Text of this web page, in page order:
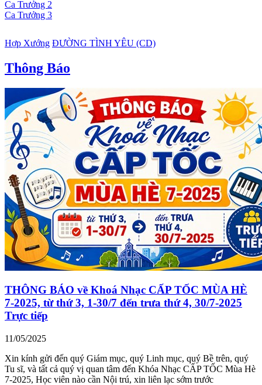
Ca Trưởng 2
Ca Trưởng 3
Hợp Xướng ĐƯỜNG TÌNH YÊU (CD)
Thông Báo
THÔNG BÁO về Khoá Nhạc CẤP TỐC MÙA HÈ
7-2025, từ thứ 3, 1-30/7 đến trưa thứ 4, 30/7-2025
Trực tiếp
11/05/2025
Xin kính gửi đến quý Giám mục, quý Linh mục, quý Bề trên, quý
Tu sĩ, và tất cả quý vị quan tâm đến Khóa Nhạc CẤP TỐC Mùa Hè
7-2025, Học viên nào cần Nội trú, xin liên lạc sớm trước